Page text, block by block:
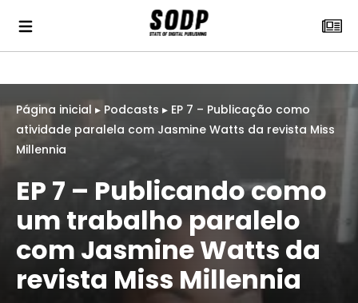
Página inicial ▸ Podcasts ▸ EP 7 – Publicação como
atividade paralela com Jasmine Watts da revista Miss
Millennia
EP 7 – Publicando como
um trabalho paralelo
com Jasmine Watts da
revista Miss Millennia